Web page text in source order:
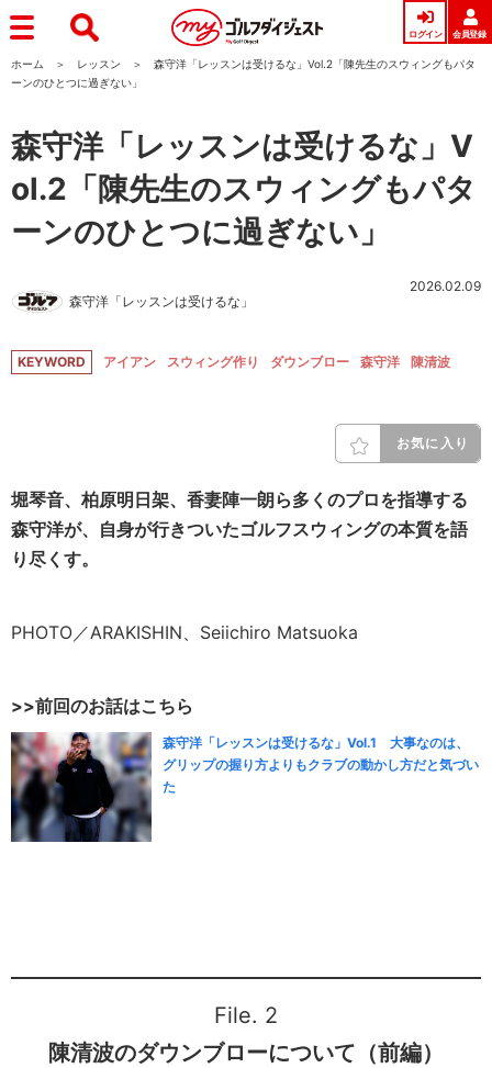
ログイン 会員登録
ホーム レッスン
森守洋「レッスンは受けるな」Vol.2「陳先生のスウィングもパタ
ーンのひとつに過ぎない」
森守洋「レッスンは受けるな」V
ol.2「陳先生のスウィングもパタ
ーンのひとつに過ぎない」
森守洋「レッスンは受けるな」
2026.02.09
KEYWORD アイアン スウィング作り ダウンブロー 森守洋 陳清波
お気に入り
堀琴音、柏原明日架、香妻陣一朗ら多くのプロを指導する
森守洋が、自身が行きついたゴルフスウィングの本質を語
り尽くす。
PHOTO／ARAKISHIN、Seiichiro Matsuoka
>>前回のお話はこちら
森守洋「レッスンは受けるな」Vol.1 大事なのは、
グリップの握り方よりもクラブの動かし方だと気づい
た
File. 2
陳清波のダウンブローについて（前編）